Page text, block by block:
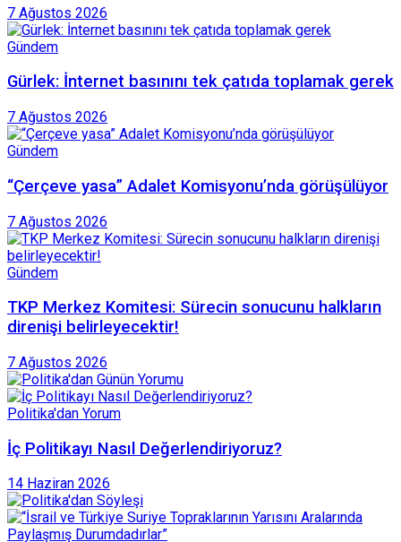
7 Ağustos 2026
Gündem
Gürlek: İnternet basınını tek çatıda toplamak gerek
7 Ağustos 2026
Gündem
“Çerçeve yasa” Adalet Komisyonu’nda görüşülüyor
7 Ağustos 2026
Gündem
TKP Merkez Komitesi: Sürecin sonucunu halkların
direnişi belirleyecektir!
7 Ağustos 2026
Politika'dan Yorum
İç Politikayı Nasıl Değerlendiriyoruz?
14 Haziran 2026